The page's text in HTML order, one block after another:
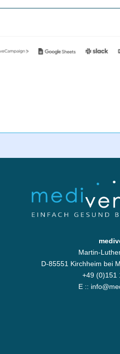
Martin-
D-85551 Kirchheim bei
+49 (0)151
E ::